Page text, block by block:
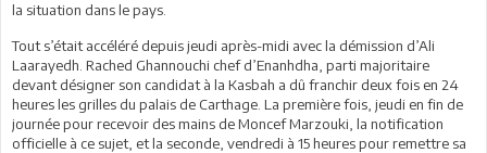
la situation dans le pays.
Tout s’était accéléré depuis jeudi après-midi avec la démission d’Ali
Laarayedh. Rached Ghannouchi chef d’Enanhdha, parti majoritaire
devant désigner son candidat à la Kasbah a dû franchir deux fois en 24
heures les grilles du palais de Carthage. La première fois, jeudi en fin de
journée pour recevoir des mains de Moncef Marzouki, la notification
officielle à ce sujet, et la seconde, vendredi à 15 heures pour remettre sa